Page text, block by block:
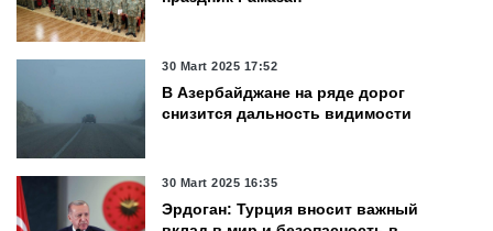
30 Mart 2025 17:52
В Азербайджане на ряде дорог
снизится дальность видимости
30 Mart 2025 16:35
Эрдоган: Турция вносит важный